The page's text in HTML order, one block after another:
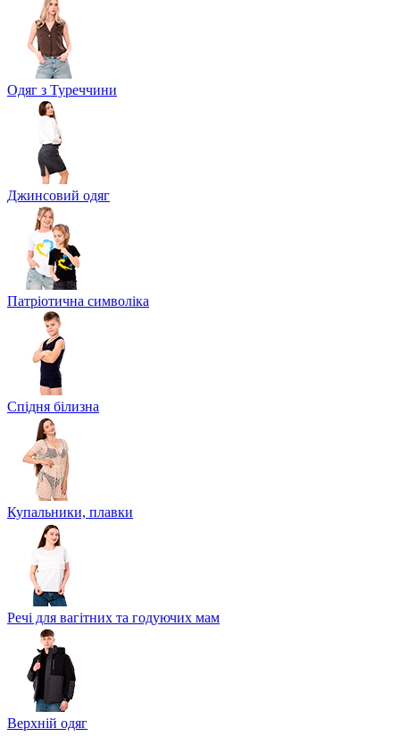
Одяг з Туреччини
Джинсовий одяг
Патріотична символіка
Спідня білизна
Купальники, плавки
Речі для вагітних та годуючих мам
Верхній одяг